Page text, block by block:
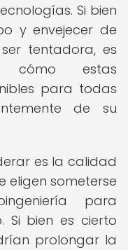
Si bien
y envejecer de
tentadora, es
cómo estas
para todas
de su
es la calidad
eligen someterse
para
Si bien es cierto
prolongar la